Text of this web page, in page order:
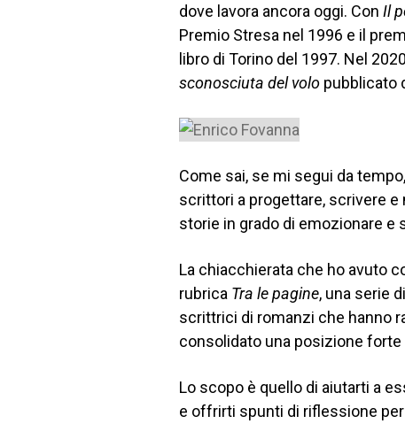
dove lavora ancora oggi. Con Il
Premio Stresa nel 1996 e il
libro di Torino del 1997. Nel
sconosciuta del volo pubblicato
Come sai, se mi segui da
scrittori a progettare, scrivere e
storie in grado di emozionare e
La chiacchierata che ho avuto
rubrica Tra le pagine, una serie
scrittrici di romanzi che hanno
consolidato una posizione
Lo scopo è quello di aiutarti a
e offrirti spunti di riflessione